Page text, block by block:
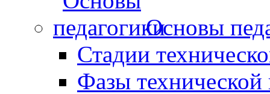
Основы
Стадии
Фазы технической